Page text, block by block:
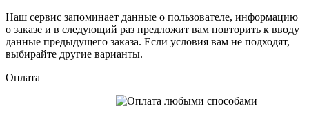
Наш сервис запоминает данные о пользователе, информацию
о заказе и в следующий раз предложит вам повторить к вводу
данные предыдущего заказа. Если условия вам не подходят,
выбирайте другие варианты.
Оплата